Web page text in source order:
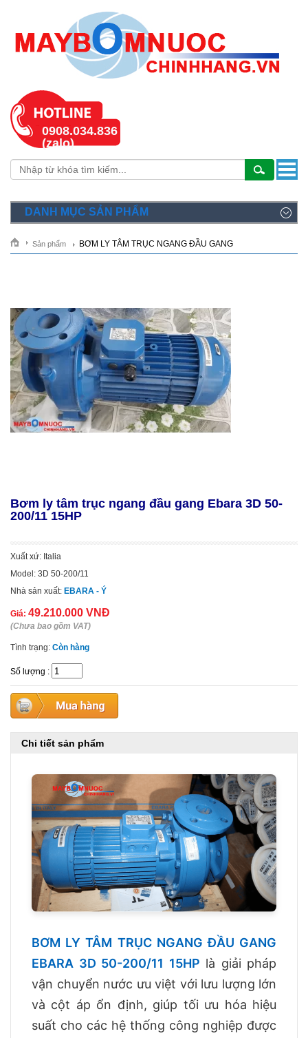
0908.034.836
(zalo)
DANH MỤC SẢN PHẨM
Sản phẩm BƠM LY TÂM TRỤC NGANG ĐẦU GANG
Bơm ly tâm trục ngang đầu gang Ebara 3D 50-
200/11 15HP
Xuất xứ: Italia
Model: 3D 50-200/11
Nhà sản xuất: EBARA - Ý
Giá: 49.210.000 VNĐ
(Chưa bao gồm VAT)
Tình trạng: Còn hàng
Số lượng :
Chi tiết sản phẩm
BƠM LY TÂM TRỤC NGANG ĐẦU GANG
EBARA 3D 50-200/11 15HP là giải pháp
vận chuyển nước ưu việt với lưu lượng lớn
và cột áp ổn định, giúp tối ưu hóa hiệu
suất cho các hệ thống công nghiệp được